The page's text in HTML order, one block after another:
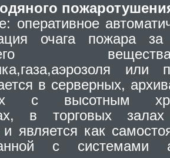
оперативное
очага пожара за
или
в серверных,
с высотным
в торговых
и является как
с системами